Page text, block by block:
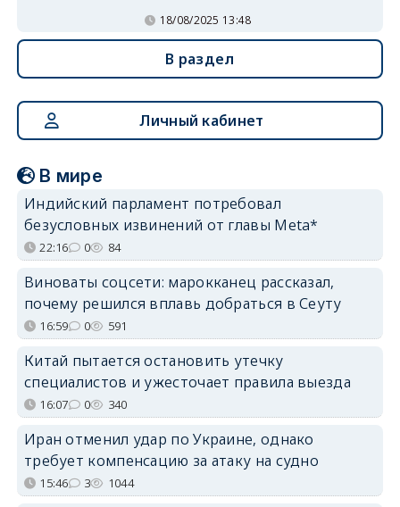
18/08/2025 13:48
В раздел
Личный кабинет
В мире
Индийский парламент потребовал
безусловных извинений от главы Meta*
22:16 0 84
Виноваты соцсети: марокканец рассказал,
почему решился вплавь добраться в Сеуту
16:59 0 591
Китай пытается остановить утечку
специалистов и ужесточает правила выезда
16:07 0 340
Иран отменил удар по Украине, однако
требует компенсацию за атаку на судно
15:46 3 1044